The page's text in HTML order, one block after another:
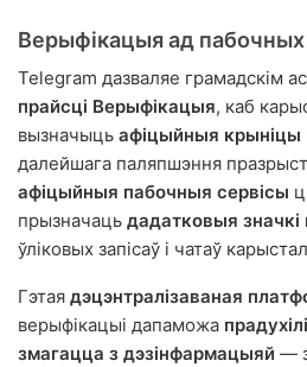
Верыфікацыя ад пабочных
Telegram дазваляе грамадскім
прайсці Верыфікацыя, каб
вызначыць афіцыйныя крыніцы
далейшага паляпшэння
афіцыйныя пабочныя сервісы
прызначаць дадатковыя значкі
ўліковых запісаў і чатаў
Гэтая дэцэнтралізаваная
верыфікацыі дапаможа
змагацца з дэзінфармацыяй —